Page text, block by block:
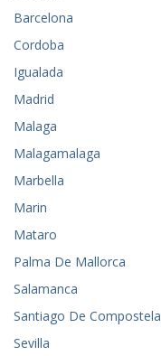
Barcelona
Cordoba
Igualada
Madrid
Malaga
Malagamalaga
Marbella
Marin
Mataro
Palma De Mallorca
Salamanca
Santiago De Compostela
Sevilla